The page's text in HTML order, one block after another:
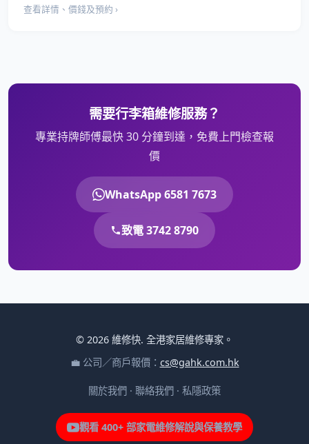
查看詳情、價錢及預約 ›
需要行李箱維修服務？
專業持牌師傅最快 30 分鐘到達，免費上門檢查報
價
WhatsApp 6581 7673
致電 3742 8790
© 2026 維修快. 全港家居維修專家。
💼 公司／商戶報價： cs@gahk.com.hk
關於我們 · 聯絡我們 · 私隱政策
觀看 400+ 部家電維修解說與保養教學